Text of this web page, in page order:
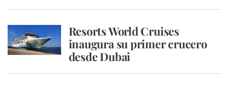
Resorts World Cruises
inaugura su primer crucero
desde Dubai